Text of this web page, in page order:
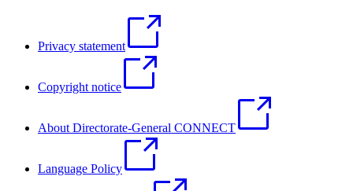
Privacy statement
Copyright notice
About Directorate-General CONNECT
Language Policy